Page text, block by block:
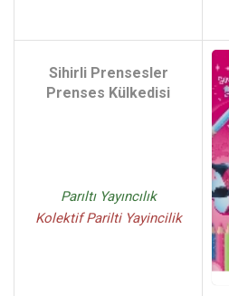
Sihirli Prensesler
Prenses Külkedisi
Parıltı Yayıncılık
Kolektif Parilti Yayincilik